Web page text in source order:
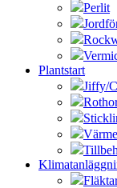
Perlit
Plantstart
Jiffy/